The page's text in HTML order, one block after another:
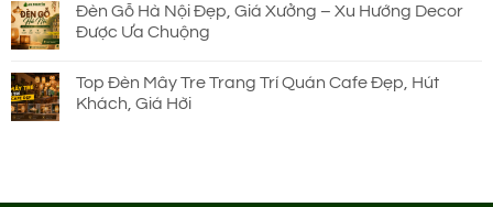
Đèn Gỗ Hà Nội Đẹp, Giá Xưởng – Xu Hướng Decor
Được Ưa Chuộng
Top Đèn Mây Tre Trang Trí Quán Cafe Đẹp, Hút
Khách, Giá Hời